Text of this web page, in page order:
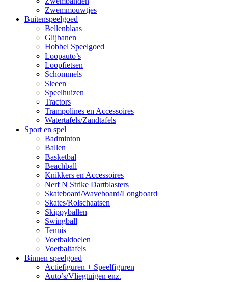
Zwemmouwtjes
Buitenspeelgoed
Bellenblaas
Glijbanen
Hobbel Speelgoed
Loopauto’s
Loopfietsen
Schommels
Sleeen
Speelhuizen
Tractors
Trampolines en Accessoires
Watertafels/Zandtafels
Sport en spel
Badminton
Ballen
Basketbal
Beachball
Knikkers en Accessoires
Nerf N Strike Dartblasters
Skateboard/Waveboard/Longboard
Skates/Rolschaatsen
Skippyballen
Swingball
Tennis
Voetbaldoelen
Voetbaltafels
Binnen speelgoed
Actiefiguren + Speelfiguren
Auto’s/Vliegtuigen enz.